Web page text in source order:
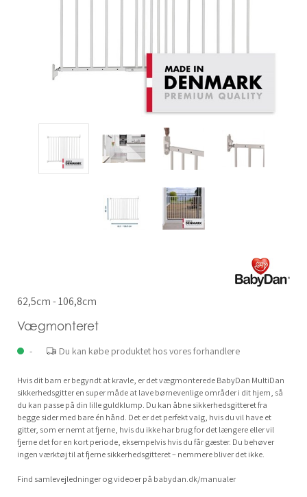
62,5cm - 106,8cm
Vægmonteret
- Du kan købe produktet hos vores forhandlere
Hvis dit barn er begyndt at kravle, er det vægmonterede BabyDan MultiDan
sikkerhedsgitter en super måde at lave børnevenlige områder i dit hjem, så
du kan passe på din lille guldklump. Du kan åbne sikkerhedsgitteret fra
begge sider med bare én hånd. Det er det perfekt valg, hvis du vil have et
gitter, som er nemt at fjerne, hvis du ikke har brug for det længere eller vil
fjerne det for en kort periode, eksempelvis hvis du får gæster. Du behøver
ingen værktøj til at fjerne sikkerhedsgitteret – nemmere bliver det ikke.
Find samlevejledninger og videoer på babydan.dk/manualer